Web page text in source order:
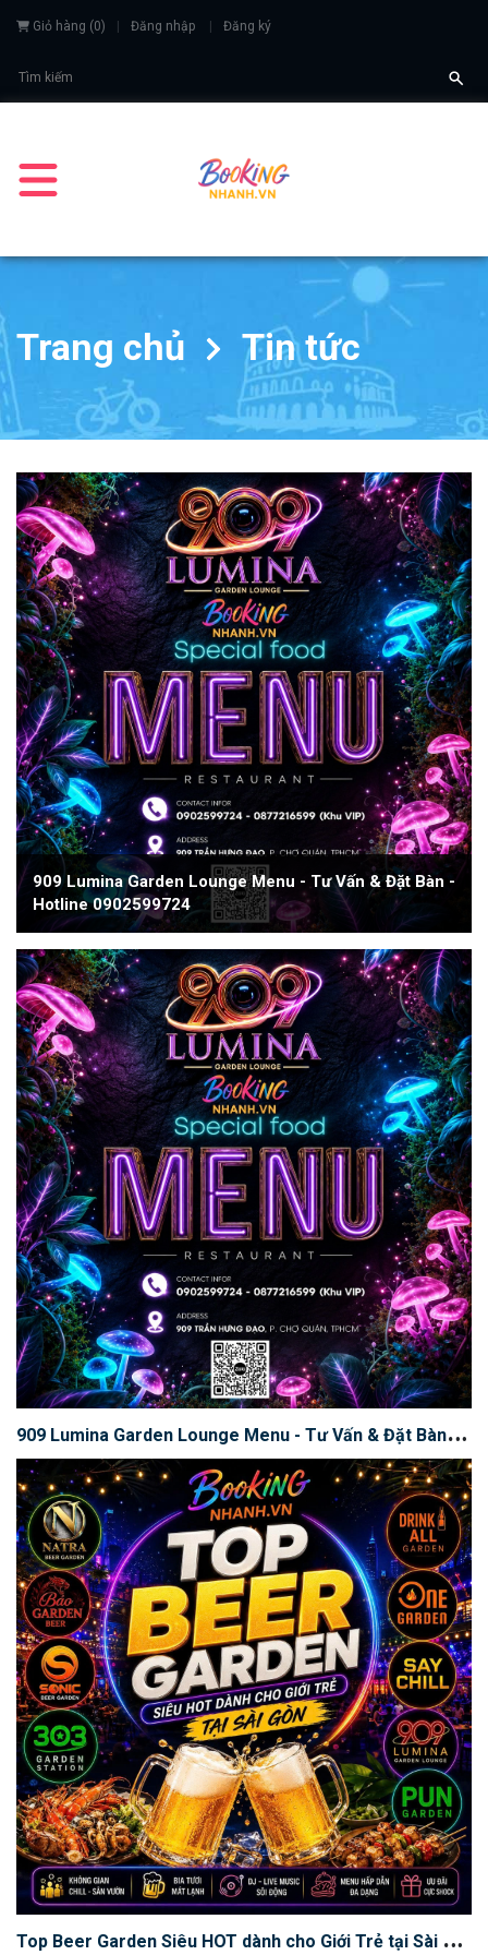
Giỏ hàng (0) Đăng nhập Đăng ký
Trang chủ Tin tức
909 Lumina Garden Lounge Menu - Tư Vấn & Đặt Bàn -
Hotline 0902599724
9
09 Lumina Garden Lounge Menu - Tư Vấn & Đặt Bàn - Hotline 0902599724
T
op Beer Garden Siêu HOT dành cho Giới Trẻ tại Sài Gòn